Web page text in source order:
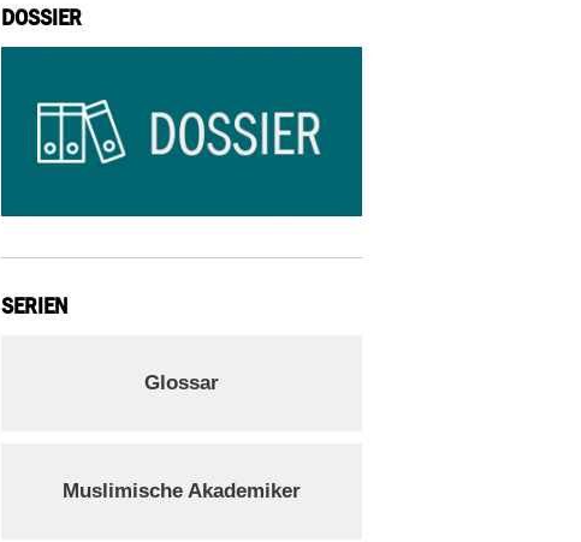
DOSSIER
SERIEN
Glossar
Muslimische Akademiker